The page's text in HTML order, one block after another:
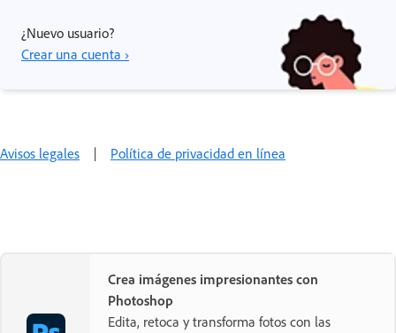
¿Nuevo usuario?
Crear una cuenta ›
Avisos legales | Política de privacidad en línea
Crea imágenes impresionantes con
Photoshop
Edita, retoca y transforma fotos con las